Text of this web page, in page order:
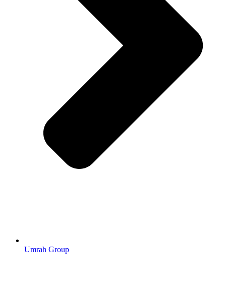
Umrah Group